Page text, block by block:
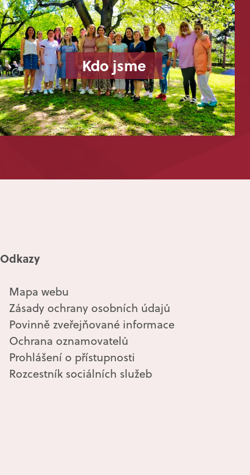
Kdo jsme
Odkazy
Mapa webu
Zásady ochrany osobních údajů
Povinně zveřejňované informace
Ochrana oznamovatelů
Prohlášení o přístupnosti
Rozcestník sociálních služeb